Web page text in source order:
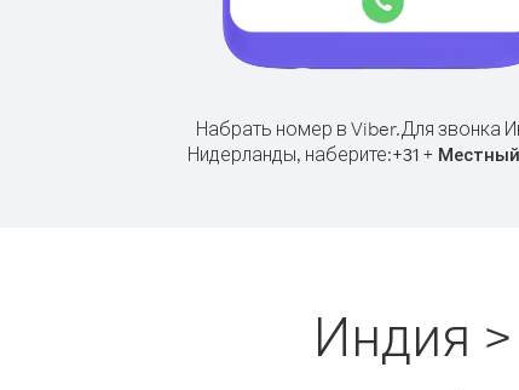
Набрать номер в Viber.Для звонка
Нидерланды, наберите:+31 +
Индия